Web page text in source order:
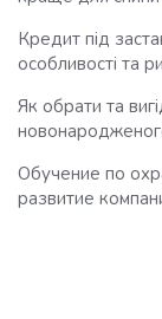
Кредит під
особливості та
Як обрати та
Обучение по
развитие